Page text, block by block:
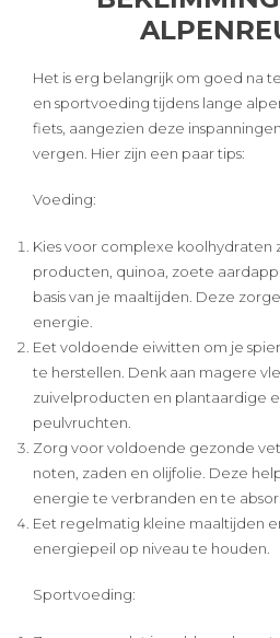
Het is erg belangrijk om goed na
en sportvoeding tijdens lange
fiets, aangezien deze
vergen. Hier zijn een paar tips:
Voeding:
Kies voor complexe koolhydraten
producten, quinoa, zoete
basis van je maaltijden. Deze
energie.
Eet voldoende eiwitten om je
te herstellen. Denk aan magere
zuivelproducten en plantaardige
peulvruchten.
Zorg voor voldoende gezonde
noten, zaden en olijfolie. Deze
energie te verbranden en te
Eet regelmatig kleine maaltijden
energiepeil op niveau te houden.
Sportvoeding: